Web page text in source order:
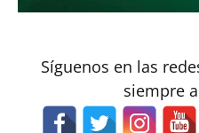
Síguenos en las
siempre